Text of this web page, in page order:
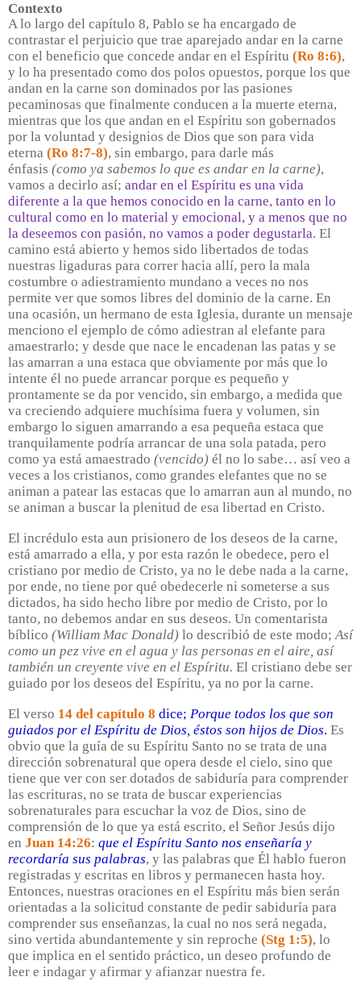
Contexto
A lo largo del capítulo 8, Pablo se ha encargado de
contrastar el perjuicio que trae aparejado andar en la carne
con el beneficio que concede andar en el Espíritu (Ro 8:6),
y lo ha presentado como dos polos opuestos, porque los que
andan en la carne son dominados por las pasiones
pecaminosas que finalmente conducen a la muerte eterna,
mientras que los que andan en el Espíritu son gobernados
por la voluntad y designios de Dios que son para vida
eterna (Ro 8:7-8), sin embargo, para darle más
énfasis (como ya sabemos lo que es andar en la carne),
vamos a decirlo así; andar en el Espíritu es una vida
diferente a la que hemos conocido en la carne, tanto en lo
cultural como en lo material y emocional, y a menos que no
la deseemos con pasión, no vamos a poder degustarla. El
camino está abierto y hemos sido libertados de todas
nuestras ligaduras para correr hacia allí, pero la mala
costumbre o adiestramiento mundano a veces no nos
permite ver que somos libres del dominio de la carne. En
una ocasión, un hermano de esta Iglesia, durante un mensaje
menciono el ejemplo de cómo adiestran al elefante para
amaestrarlo; y desde que nace le encadenan las patas y se
las amarran a una estaca que obviamente por más que lo
intente él no puede arrancar porque es pequeño y
prontamente se da por vencido, sin embargo, a medida que
va creciendo adquiere muchísima fuera y volumen, sin
embargo lo siguen amarrando a esa pequeña estaca que
tranquilamente podría arrancar de una sola patada, pero
como ya está amaestrado (vencido) él no lo sabe… así veo a
veces a los cristianos, como grandes elefantes que no se
animan a patear las estacas que lo amarran aun al mundo, no
se animan a buscar la plenitud de esa libertad en Cristo.
El incrédulo esta aun prisionero de los deseos de la carne,
está amarrado a ella, y por esta razón le obedece, pero el
cristiano por medio de Cristo, ya no le debe nada a la carne,
por ende, no tiene por qué obedecerle ni someterse a sus
dictados, ha sido hecho libre por medio de Cristo, por lo
tanto, no debemos andar en sus deseos. Un comentarista
bíblico (William Mac Donald) lo describió de este modo;Así
como un pez vive en el agua y las personas en el aire, así
también un creyente vive en el Espíritu. El cristiano debe ser
guiado por los deseos del Espíritu, ya no por la carne.
El verso 14 del capítulo 8 dice; Porque todos los que son
guiados por el Espíritu de Dios, éstos son hijos de Dios. Es
obvio que la guía de su Espíritu Santo no se trata de una
dirección sobrenatural que opera desde el cielo, sino que
tiene que ver con ser dotados de sabiduría para comprender
las escrituras, no se trata de buscar experiencias
sobrenaturales para escuchar la voz de Dios, sino de
comprensión de lo que ya está escrito, el Señor Jesús dijo
en Juan 14:26: que el Espíritu Santo nos enseñaría y
recordaría sus palabras, y las palabras que Él hablo fueron
registradas y escritas en libros y permanecen hasta hoy.
Entonces, nuestras oraciones en el Espíritu más bien serán
orientadas a la solicitud constante de pedir sabiduría para
comprender sus enseñanzas, la cual no nos será negada,
sino vertida abundantemente y sin reproche (Stg 1:5), lo
que implica en el sentido práctico, un deseo profundo de
leer e indagar y afirmar y afianzar nuestra fe.